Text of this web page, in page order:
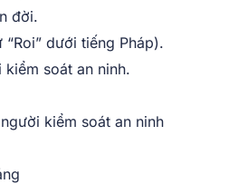
đời.
dưới tiếng Pháp).
soát an ninh.
kiểm soát an ninh